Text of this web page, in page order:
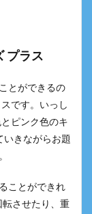
プラス
とができるの
です。いっし
ピンク色のキ
いきながらお題
ことができれ
転させたり、重